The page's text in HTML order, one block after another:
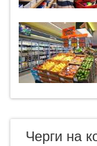
Черги на